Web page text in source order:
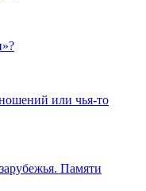
или чья-то
Памяти